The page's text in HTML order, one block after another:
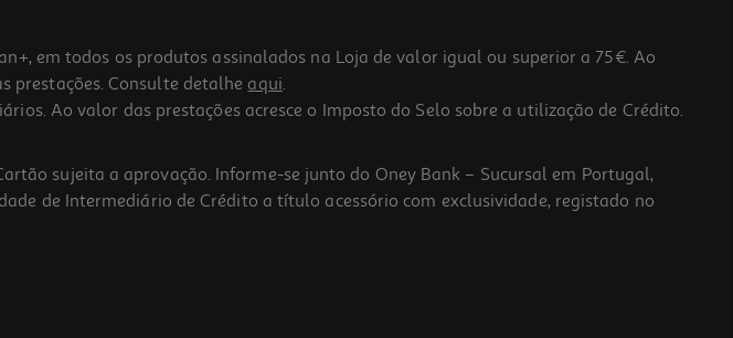
em todos os produtos assinalados na Loja de valor igual ou superior a 75€. Ao
prestações. Consulte detalhe aqui.
Ao valor das prestações acresce o Imposto do Selo sobre a utilização de Crédito.
sujeita a aprovação. Informe-se junto do Oney Bank – Sucursal em Portugal,
de Intermediário de Crédito a título acessório com exclusividade, registado no